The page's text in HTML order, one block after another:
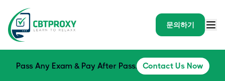
문의하기
Pass Any Exam & Pay After Pass. Contact Us Now